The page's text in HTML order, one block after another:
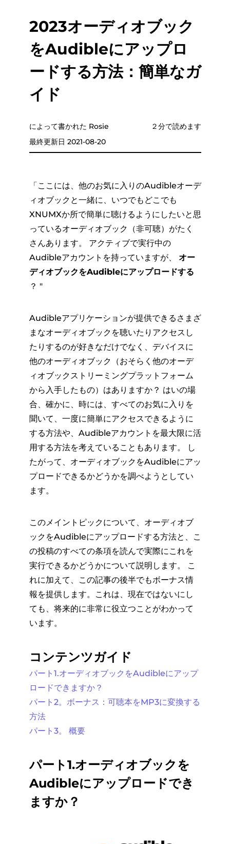
2023オーディオブック
をAudibleにアップロ
ードする方法：簡単なガ
イド
によって書かれた Rosie
最終更新日 2021-08-20
２分で読めます
「ここには、他のお気に入りのAudibleオーデ
ィオブックと一緒に、いつでもどこでも
XNUMXか所で簡単に聴けるようにしたいと思
っているオーディオブック（非可聴）がたく
さんあります。 アクティブで実行中の
Audibleアカウントを持っていますが、 オー
ディオブックをAudibleにアップロードする
？ "
Audibleアプリケーションが提供できるさまざ
まなオーディオブックを聴いたりアクセスし
たりするのが好きなだけでなく、デバイスに
他のオーディオブック（おそらく他のオーデ
ィオブックストリーミングプラットフォーム
から入手したもの）はありますか？ はいの場
合、確かに、時には、すべてのお気に入りを
聞いて、一度に簡単にアクセスできるように
する方法や、Audibleアカウントを最大限に活
用する方法を考えていることもあります。 し
たがって、オーディオブックをAudibleにアッ
プロードできるかどうかを調べようとしてい
ます。
このメイントピックについて、オーディオブ
ックをAudibleにアップロードする方法と、こ
の投稿のすべての条項を読んで実際にこれを
実行できるかどうかについて説明します。 こ
れに加えて、この記事の後半でもボーナス情
報を提供します。これは、現在ではないにし
ても、将来的に非常に役立つことがわかって
います。
コンテンツガイド
パート1.オーディオブックをAudibleにアップ
ロードできますか？
パート2。ボーナス：可聴本をMP3に変換する
方法
パート3。 概要
パート1.オーディオブックを
Audibleにアップロードでき
ますか？